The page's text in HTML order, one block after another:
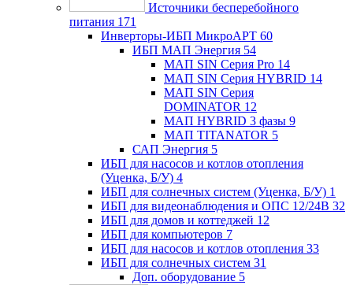
Источники бесперебойного
питания 171
Инверторы-ИБП МикроАРТ 60
ИБП МАП Энергия 54
МАП SIN Серия Pro 14
МАП SIN Серия HYBRID 14
МАП SIN Серия
DOMINATOR 12
МАП HYBRID 3 фазы 9
МАП TITANATOR 5
САП Энергия 5
ИБП для насосов и котлов отопления
(Уценка, Б/У) 4
ИБП для солнечных систем (Уценка, Б/У) 1
ИБП для видеонаблюдения и ОПС 12/24В 32
ИБП для домов и коттеджей 12
ИБП для компьютеров 7
ИБП для насосов и котлов отопления 33
ИБП для солнечных систем 31
Доп. оборудование 5